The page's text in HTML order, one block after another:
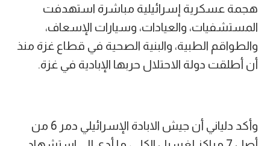
هجمة عسكرية إسرائيلية مباشرة استهدفت
المستشفيات، والعيادات، وسيارات الإسعاف،
والطواقم الطبية، والبنية الصحية في قطاع غزة منذ
أن أطلقت دولة الاحتلال حربها الإبادية في غزة.
وأكد دلياني أن جيش الابادة الإسرائيلي دمر 6 من